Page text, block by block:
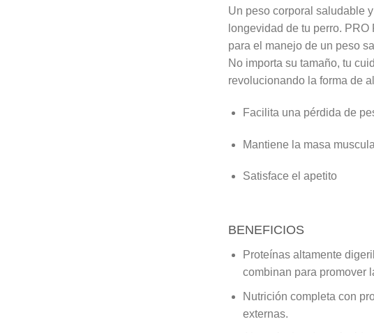
Un peso corporal saludable
longevidad de tu perro.
para el manejo de un peso
No importa su tamaño, tu
revolucionando la forma de
Facilita una pérdida de
Mantiene la masa
Satisface el apetito
BENEFICIOS
Proteínas altamente
combinan para promover
Nutrición completa con
externas.